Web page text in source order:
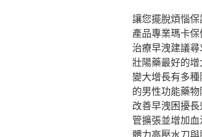
讓您擺脫煩惱
產品專業瑪卡
治療早洩建議
壯陽藥最好的
變大增長有多
的男性功能藥
改善早洩困擾
管擴張並增加